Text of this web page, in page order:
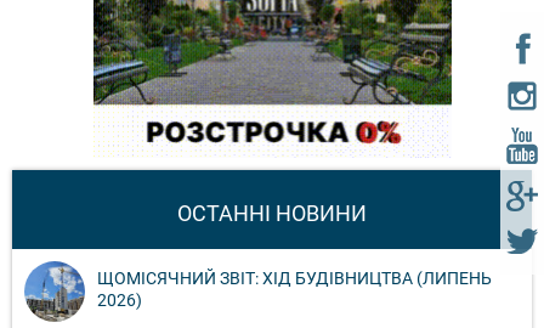
ОСТАННІ НОВИНИ
ЩОМІСЯЧНИЙ ЗВІТ: ХІД БУДІВНИЦТВА (ЛИПЕНЬ
2026)